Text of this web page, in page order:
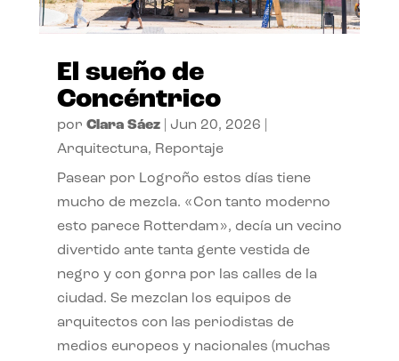
El sueño de
Concéntrico
por Clara Sáez| Jun 20, 2026
Arquitectura, Reportaje
Pasear por Logroño estos días tiene
mucho de mezcla. «Con tanto moderno
esto parece Rotterdam», decía un vecino
divertido ante tanta gente vestida de
negro y con gorra por las calles de la
ciudad. Se mezclan los equipos de
arquitectos con las periodistas de
medios europeos y nacionales (muchas